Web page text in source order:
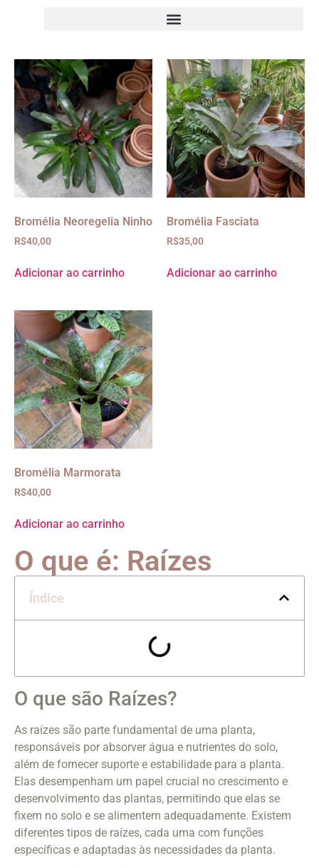
Bromélia Neoregelia Ninho
R$40,00
Adicionar ao carrinho
Bromélia Fasciata
R$35,00
Adicionar ao carrinho
Bromélia Marmorata
R$40,00
Adicionar ao carrinho
O que é: Raízes
Índice
O que são Raízes?
As raízes são parte fundamental de uma planta,
responsáveis por absorver água e nutrientes do solo,
além de fornecer suporte e estabilidade para a planta.
Elas desempenham um papel crucial no crescimento e
desenvolvimento das plantas, permitindo que elas se
fixem no solo e se alimentem adequadamente. Existem
diferentes tipos de raízes, cada uma com funções
específicas e adaptadas às necessidades da planta.